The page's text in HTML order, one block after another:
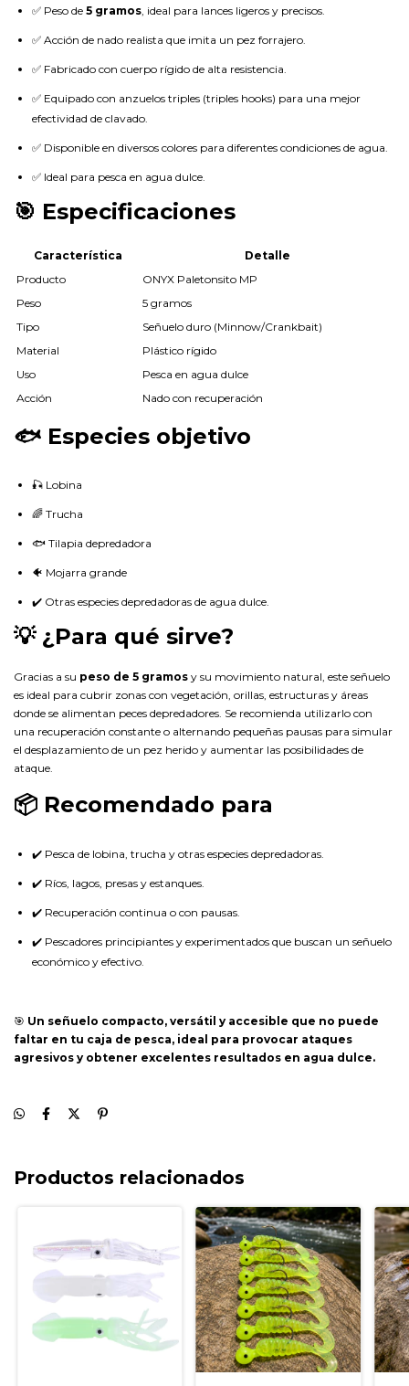
✅ Peso de 5 gramos , ideal para lances ligeros y precisos.
✅ Acción de nado realista que imita un pez forrajero.
✅ Fabricado con cuerpo rígido de alta resistencia.
✅ Equipado con anzuelos triples (triples hooks) para una mejor
efectividad de clavado.
✅ Disponible en diversos colores para diferentes condiciones de agua.
✅ Ideal para pesca en agua dulce.
🎯 Especificaciones
Característica
Detalle
Producto
ONYX Paletonsito MP
Peso
5 gramos
Tipo
Señuelo duro (Minnow/Crankbait)
Material
Plástico rígido
Uso
Pesca en agua dulce
Acción
Nado con recuperación
🐟 Especies objetivo
🎣 Lobina
🌈 Trucha
🐟 Tilapia depredadora
🐠 Mojarra grande
✔️ Otras especies depredadoras de agua dulce.
💡 ¿Para qué sirve?
Gracias a su peso de 5 gramos y su movimiento natural, este señuelo
es ideal para cubrir zonas con vegetación, orillas, estructuras y áreas
donde se alimentan peces depredadores. Se recomienda utilizarlo con
una recuperación constante o alternando pequeñas pausas para simular
el desplazamiento de un pez herido y aumentar las posibilidades de
ataque.
📦 Recomendado para
✔️ Pesca de lobina, trucha y otras especies depredadoras.
✔️ Ríos, lagos, presas y estanques.
✔️ Recuperación continua o con pausas.
✔️ Pescadores principiantes y experimentados que buscan un señuelo
económico y efectivo.
🎯 Un señuelo compacto, versátil y accesible que no puede
faltar en tu caja de pesca, ideal para provocar ataques
agresivos y obtener excelentes resultados en agua dulce.
Productos relacionados